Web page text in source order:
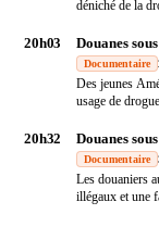
déniché de la
20h03 Douanes
Documentaire
Des jeunes
usage de
20h32 Douanes
Documentaire
Les douaniers
illégaux et une